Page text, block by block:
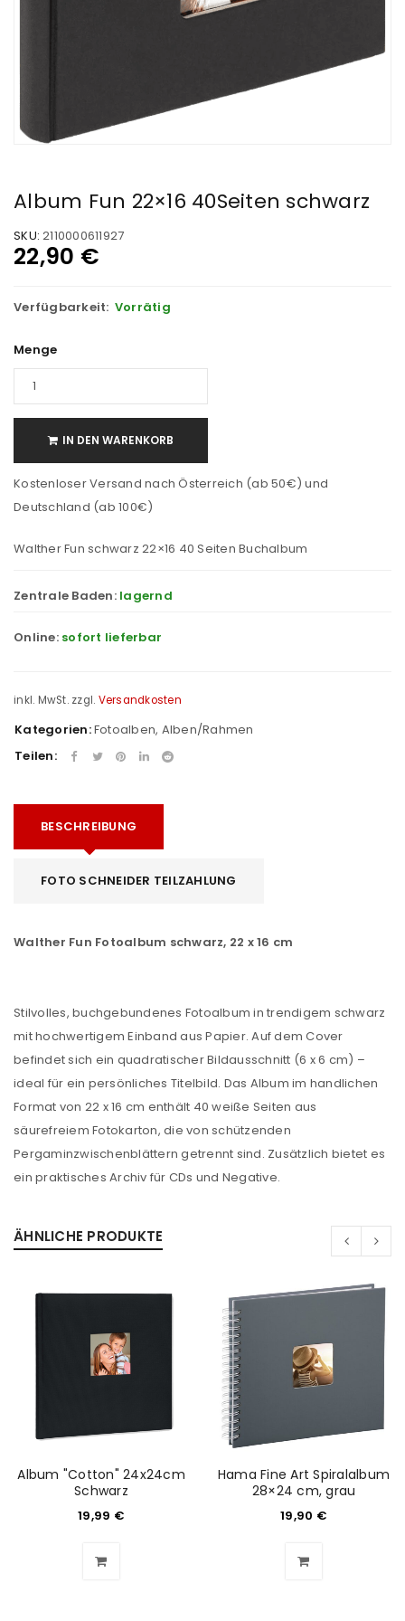
Album Fun 22×16 40Seiten schwarz
SKU: 2110000611927
22,90 €
Verfügbarkeit: Vorrätig
Menge
IN DEN WARENKORB
Kostenloser Versand nach Österreich (ab 50€) und
Deutschland (ab 100€)
Walther Fun schwarz 22×16 40 Seiten Buchalbum
Zentrale Baden: lagernd
Online: sofort lieferbar
inkl. MwSt. zzgl. Versandkosten
Kategorien:Fotoalben, Alben/Rahmen
Teilen:
BESCHREIBUNG
FOTO SCHNEIDER TEILZAHLUNG
Walther Fun Fotoalbum schwarz, 22 x 16 cm
Stilvolles, buchgebundenes Fotoalbum in trendigem schwarz
mit hochwertigem Einband aus Papier. Auf dem Cover
befindet sich ein quadratischer Bildausschnitt (6 x 6 cm) –
ideal für ein persönliches Titelbild. Das Album im handlichen
Format von 22 x 16 cm enthält 40 weiße Seiten aus
säurefreiem Fotokarton, die von schützenden
Pergaminzwischenblättern getrennt sind. Zusätzlich bietet es
ein praktisches Archiv für CDs und Negative.
ÄHNLICHE PRODUKTE
Album "Cotton" 24x24cm
Schwarz
19,99 €
Hama Fine Art Spiralalbum
28×24 cm, grau
19,90 €